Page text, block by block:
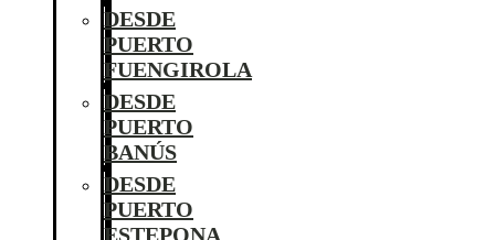
DESDE
PUERTO
FUENGIROLA
DESDE
PUERTO
BANÚS
DESDE
PUERTO
ESTEPONA